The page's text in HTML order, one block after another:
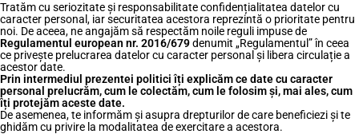
Tratăm cu seriozitate și responsabilitate confidențialitatea datelor cu
caracter personal, iar securitatea acestora reprezintă o prioritate pentru
noi. De aceea, ne angajăm să respectăm noile reguli impuse de
Regulamentul european nr. 2016/679denumit „Regulamentul” în ceea
ce privește prelucrarea datelor cu caracter personal și libera circulație a
acestor date.
Prin intermediul prezentei politici îți explicăm ce date cu caracter
personal prelucrăm, cum le colectăm, cum le folosim și, mai ales, cum
îți protejăm aceste date.
De asemenea, te informăm și asupra drepturilor de care beneficiezi și te
ghidăm cu privire la modalitatea de exercitare a acestora.